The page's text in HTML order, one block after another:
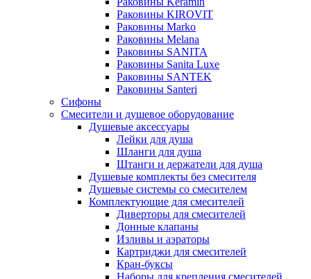
Раковины KIROVIT
Раковины Marko
Раковины Melana
Раковины SANITA
Раковины Sanita Luxe
Раковины SANTEK
Раковины Santeri
Сифоны
Смесители и душевое оборудование
Душевые аксессуары
Лейки для душа
Шланги для душа
Штанги и держатели для душа
Душевые комплекты без смесителя
Душевые системы со смесителем
Комплектующие для смесителей
Диверторы для смесителей
Донные клапаны
Изливы и аэраторы
Картриджи для смесителей
Кран-буксы